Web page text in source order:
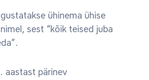
ühinema ühise
sest “kõik teised juba
aastast pärinev